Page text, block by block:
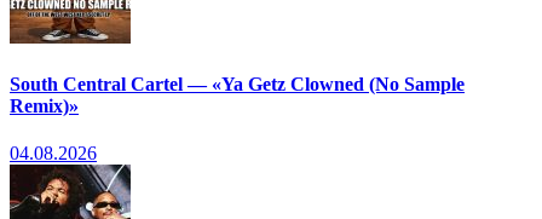
South Central Cartel — «Ya Getz Clowned (No Sample
Remix)»
04.08.2026